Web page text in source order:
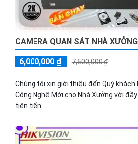
Bên cạnh đó, bộ camera quan sát gia
trang bị tính năng hồng ngoại, cho
kiện ánh sáng tối mà vẫn
CAMERA QUAN SÁT NHÀ
6,000,000 ₫ 7,500,000 ₫
Chúng tôi xin giới thiệu đến Quý khách
Công Nghệ Mới cho Nhà Xưởng với
tiên tiến.
nét, giúp ghi lại các hình ảnh chất
Độ phân giải Ultra 2k của camera cung